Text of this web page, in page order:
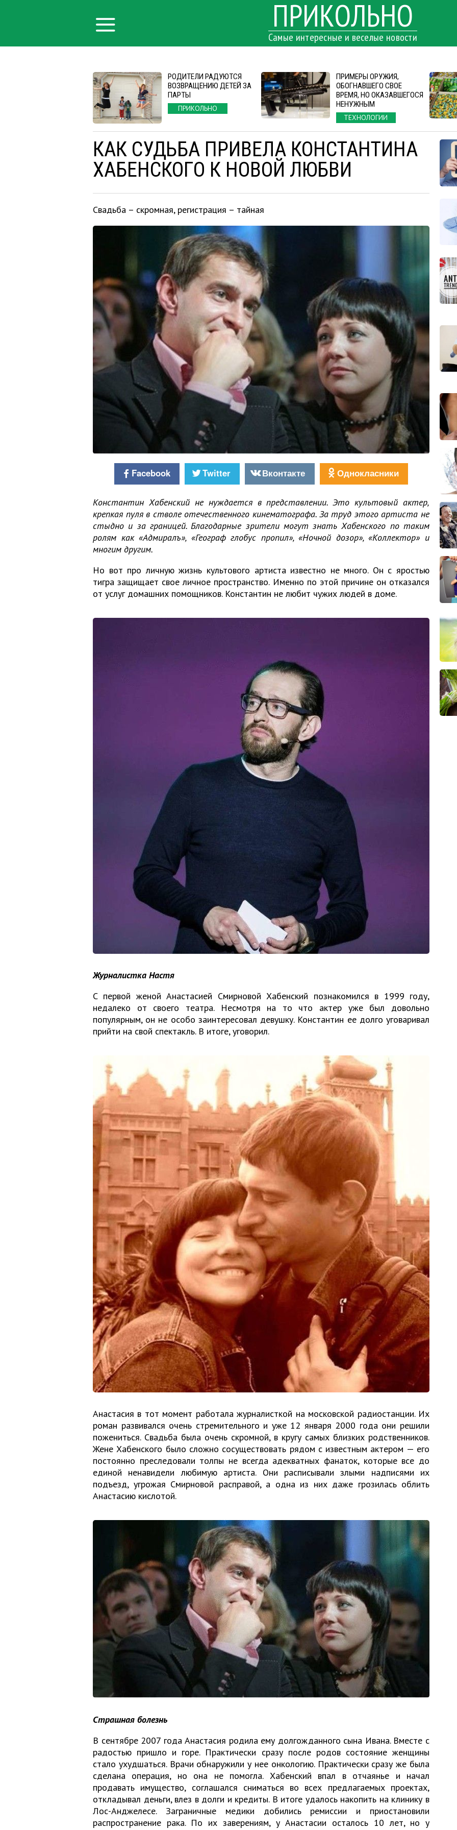
ПРИКОЛЬНО
Самые интересные и веселые новости
РОДИТЕЛИ РАДУЮТСЯ
ВОЗВРАЩЕНИЮ ДЕТЕЙ ЗА
ПАРТЫ
ПРИКОЛЬНО
ПРИМЕРЫ ОРУЖИЯ,
ОБОГНАВШЕГО СВОЕ
ВРЕМЯ, НО ОКАЗАВШЕГОСЯ
НЕНУЖНЫМ
ТЕХНОЛОГИИ
КАК СУДЬБА ПРИВЕЛА КОНСТАНТИНА
ХАБЕНСКОГО К НОВОЙ ЛЮБВИ
Свадьба – скромная, регистрация – тайная
Facebook Twitter Вконтакте Однокласники
Константин Хабенский не нуждается в представлении. Это культовый актер,
крепкая пуля в стволе отечественного кинематографа. За труд этого артиста не
стыдно и за границей. Благодарные зрители могут знать Хабенского по таким
ролям как «Адмиралъ», «Географ глобус пропил», «Ночной дозор», «Коллектор» и
многим другим.
Но вот про личную жизнь культового артиста известно не много. Он с яростью
тигра защищает свое личное пространство. Именно по этой причине он отказался
от услуг домашних помощников. Константин не любит чужих людей в доме.
Журналистка Настя
С первой женой Анастасией Смирновой Хабенский познакомился в 1999 году,
недалеко от своего театра. Несмотря на то что актер уже был довольно
популярным, он не особо заинтересовал девушку. Константин ее долго уговаривал
прийти на свой спектакль. В итоге, уговорил.
Анастасия в тот момент работала журналисткой на московской радиостанции. Их
роман развивался очень стремительного и уже 12 января 2000 года они решили
пожениться. Свадьба была очень скромной, в кругу самых близких родственников.
Жене Хабенского было сложно сосуществовать рядом с известным актером — его
постоянно преследовали толпы не всегда адекватных фанаток, которые все до
единой ненавидели любимую артиста. Они расписывали злыми надписями их
подъезд, угрожая Смирновой расправой, а одна из них даже грозилась облить
Анастасию кислотой.
Страшная болезнь
В сентябре 2007 года Анастасия родила ему долгожданного сына Ивана. Вместе с
радостью пришло и горе. Практически сразу после родов состояние женщины
стало ухудшаться. Врачи обнаружили у нее онкологию. Практически сразу же была
сделана операция, но она не помогла. Хабенский впал в отчаянье и начал
продавать имущество, соглашался сниматься во всех предлагаемых проектах,
откладывал деньги, влез в долги и кредиты. В итоге удалось накопить на клинику в
Лос-Анджелесе. Заграничные медики добились ремиссии и приостановили
распространение рака. По их заверениям, у Анастасии осталось 10 лет, но у